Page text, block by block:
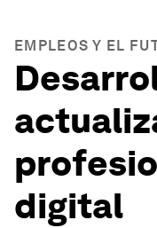
EMPLEOS Y EL
digital